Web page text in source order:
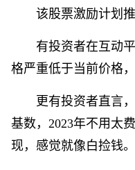
该股票激励计划
有投资者在互动
格严重低于当前价格
更有投资者直言
基数，2023年不用太
现，感觉就像白捡钱。